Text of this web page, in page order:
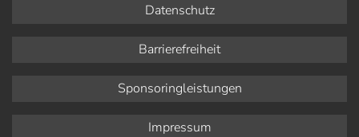
Datenschutz
Barrierefreiheit
Sponsoringleistungen
Impressum